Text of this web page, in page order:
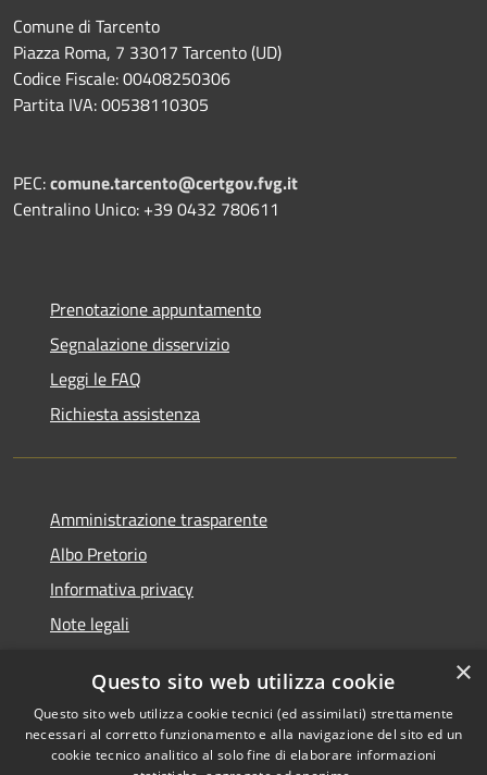
Comune di Tarcento
Piazza Roma, 7 33017 Tarcento (UD)
Codice Fiscale: 00408250306
Partita IVA: 00538110305
PEC:comune.tarcento@certgov.fvg.it
Centralino Unico: +39 0432 780611
Prenotazione appuntamento
Segnalazione disservizio
Leggi le FAQ
Richiesta assistenza
Amministrazione trasparente
Albo Pretorio
Informativa privacy
Note legali
Segnalazioni di inaccessibilità
×
Questo sito web utilizza cookie
Questo sito web utilizza cookie tecnici (ed assimilati) strettamente
necessari al corretto funzionamento e alla navigazione del sito ed un
cookie tecnico analitico al solo fine di elaborare informazioni